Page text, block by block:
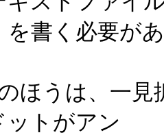
を書く必要があ
ほうは、一
ットがアン